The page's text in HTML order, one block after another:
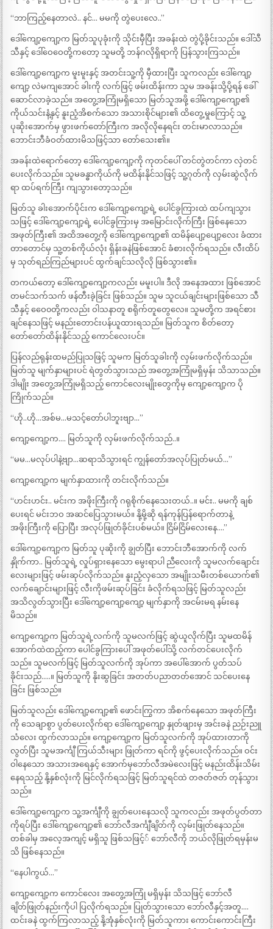
“ဘာကြည့်နေတာလဲ.. နင်… မမကို တွဲပေးလေ..”
ဒေါ်ကျော့ကျော့က မြတ်သူပုခုံးကို သိုင်းမှီပြီး အခန်းထဲ တွဲပို့ခိုင်းသည်။ ဒေါ်သီ
သီနှင့် ဒေါ်ဝေဝေတို့ကတော့ သူမတို့ ဘန်ဂလိုရှိရာကို ပြန်သွားကြသည်။
ဒေါ်ကျော့ကျော့က မူးမူးနှင့် အတင်းသူ့ကို မှီထားပြီး သူကလည်း ဒေါ်ကျော့
ကျော့ လဲမကျအောင် ခါးကို လက်ဖြင့် ဖမ်းထိန်းကာ သူမ အခန်းသို့ပို့ရန် ခေါ်
ဆောင်လာခဲ့သည်။ အတွေ့အကြုံမရှိသော မြတ်သူအဖို့ ဒေါ်ကျော့ကျော့၏
ကိုယ်သင်းနံ့နှင့် နူးညံ့အိစက်သော အသားစိုင်များ၏ ထိတွေ့မှုကြောင့် သူ့
ပုဆိုးအောက်မှ ဖွားဖက်တော်ကြီးက အလိုလိုနေရင်း တင်းမာလာသည်။
ဘောင်းဘီခံဝတ်ထားမိသဖြင့်သာ တော်သေး၏။
အခန်းထဲရောက်တော့ ဒေါ်ကျော့ကျော့ကို ကုတင်ပေါ် တင်တွဲတင်ကာ လှဲတင်
ပေးလိုက်သည်။ သူမခန္ဓာကိုယ်ကို မထိန်းနိုင်သဖြင့် သူ့ဂုတ်ကို လှမ်းဆွဲလိုက်
ရာ ထပ်ရက်ကြီး ကျသွားတော့သည်။
မြတ်သူ ခါးအောက်ပိုင်းက ဒေါ်ကျော့ကျော့ရဲ့ ပေါင်ခွကြားထဲ ထပ်ကျသွား
သဖြင့် ဒေါ်ကျော့ကျော့ရဲ့ ပေါင်ခွကြားမှ အမြောင်းလိုက်ကြီး ဖြစ်နေသော
အဖုတ်ကြီး၏ အထိအတွေ့ကို ဒေါ်ကျော့ကျော့၏ ထမိန်ပျော့ပျော့လေး ခံထား
တာတောင်မှ သူ့တစ်ကိုယ်လုံး ရှိန်းခနဲဖြစ်အောင် ခံစားလိုက်ရသည်။ လီးထိပ်
မှ သုတ်ရည်ကြည်များပင် ထွက်ချင်သလိုလို ဖြစ်သွား၏။
တကယ်တော့ ဒေါ်ကျော့ကျော့ကလည်း မမူးပါ။ ဒီလို အနေအထား ဖြစ်အောင်
တမင်သက်သက် ဖန်တီးခဲ့ခြင်း ဖြစ်သည်။ သူမ သူငယ်ချင်းများဖြစ်သော သီ
သီနှင့် ဝေေ၀တို့ကလည်း ဝါသနာတူ စရိုက်တူတွေလေ။ သူမတို့က အရင်စား
ချင်နေသဖြင့် မနည်းတောင်းပန်ယူထားရသည်။ မြတ်သူက စိတ်တော့
တော်တော်ထိန်းနိုင်သည့် ကောင်လေးပင်။
ပြန်လည်ရုန်းထမည်ပြုသဖြင့် သူမက မြတ်သူခါးကို လှမ်းဖက်လိုက်သည်။
မြတ်သူ မျက်နှာများပင် ရဲတွတ်သွားသည် အတွေ့အကြုံမရှိမှန်း သိသာသည်။
ဒါမျိုး အတွေ့အကြုံမရှိသည့် ကောင်လေးမျိုးတွေကိုမှ ကျော့ကျော့က ပို
ကြိုက်သည်။
“ဟို..ဟို…အစ်မ…မသင့်တော်ပါဘူးဗျာ…”
ကျော့ကျော့က…. မြတ်သူကို လှမ်းဖက်လိုက်သည်..။
“မမ…မလုပ်ပါနဲ့ဗျာ…ဆရာသိသွားရင် ကျွန်တော်အလုပ်ပြုတ်မယ်…”
ကျော့ကျော့က မျက်နှာထားကို တင်းလိုက်သည်။
“ဟင်းဟင်း.. မင်းက အဖိုးကြီးကို ဂရုစိုက်နေသေးတယ်..။ မင်း.. မမကို ချစ်
ပေးရင် မင်းဘဝ အဆင်ပြေသွားမယ်။ နို့မို့ဆို ရန်ကုန်ပြန်ရောက်တာနဲ့
အဖိုးကြီးကို ပြောပြီး အလုပ်ဖြုတ်ခိုင်းပစ်မယ်။ ငြိမ်ငြိမ်လေးနေ….”
ဒေါ်ကျော့ကျော့က မြတ်သူ ပုဆိုးကို ချွတ်ပြီး ဘောင်းဘီအောက်ကို လက်
နှိုက်ကာ.. မြတ်သူရဲ့ လှုပ်ရှားနေသော မွေးရာပါ ညီလေးကို သူမလက်ချောင်း
လေးများဖြင့် ဖမ်းဆုပ်လိုက်သည်။ နူးညံ့လှသော အမျိုးသမီးတစ်ယောက်၏
လက်ချောင်းများဖြင့် လီးကိုဖမ်းဆုပ်ခြင်း ခံလိုက်ရသဖြင့် မြတ်သူလည်း
အသိလွတ်သွားပြီး ဒေါ်ကျော့ကျော့ကျော့ မျက်နှာကို အငမ်းမရ နမ်းနေ
မိသည်။
ကျော့ကျော့က မြတ်သူရဲ့လက်ကို သူမလက်ဖြင့် ဆွဲယူလိုက်ပြီး သူမထမိန်
အောက်ထဲထည့်ကာ ပေါင်ခွကြားပေါ် အဖုတ်ပေါ်သို့ လက်တင်ပေးလိုက်
သည်။ သူမလက်ဖြင့် မြတ်သူလက်ကို အုပ်ကာ အပေါ်အောက် ပွတ်သပ်
ခိုင်းသည်…..။ မြတ်သူကို နိုးဆွခြင်း အတတ်ပညာတတ်အောင် သင်ပေးနေ
ခြင်း ဖြစ်သည်။
မြတ်သူလည်း ဒေါ်ကျော့ကျော့၏ ဖောင်းကြွကာ အိစက်နေသော အဖုတ်ကြီး
ကို သေချာစွာ ပွတ်ပေးလိုက်ရာ ဒေါ်ကျော့ကျော့ နှုတ်ဖျားမှ အင်းခနဲ ညဉ်းညူ
သံလေး ထွက်လာသည်။ ကျော့ကျော့က မြတ်သူလက်ကို အုပ်ထားတာကို
လွတ်ပြီး သူမအင်္ကျီ ကြယ်သီးများ ဖြုတ်ကာ ရင်ကို ဖွင့်ပေးလိုက်သည်။ ဝင်း
ဝါနေသော အသားအရေနှင့် အောက်မှဘော်လီအမဲလေးဖြင့် မနည်းထိန်းသိမ်း
နေရသည့် နို့နှစ်လုံးကို မြင်လိုက်ရသဖြင့် မြတ်သူရင်ထဲ တဇတ်ဇတ် တုန်သွား
သည်။
ဒေါ်ကျော့ကျော့က သူ့အင်္ကျီကို ချွတ်ပေးနေသလို သူကလည်း အဖုတ်ပွတ်တာ
ကိုရပ်ပြီး ဒေါ်ကျော့ကျော့၏ ဘော်လီအင်္ကျီချိတ်ကို လှမ်းဖြုတ်နေသည်။
တစ်ခါမှ အလေ့အကျင့် မရှိသူ ဖြစ်သဖြင့်် ဘော်လီကို ဘယ်လိုဖြုတ်ရမှန်းမ
သိ ဖြစ်နေသည်။
“နေပါကွယ်…”
ကျော့ကျော့က ကောင်လေး အတွေ့အကြုံ မရှိမှန်း သိသဖြင့် ဘော်လီ
ချိတ်ဖြုတ်နည်းကိုပါ ပြလိုက်ရသည်။ ပြုတ်သွားသော ဘော်လီနှင့်အတူ….
ထင်းခနဲ ထွက်ကြလာသည့် နို့အုံနှစ်လုံးကို မြတ်သူကား ကောင်းကောင်းကြီး